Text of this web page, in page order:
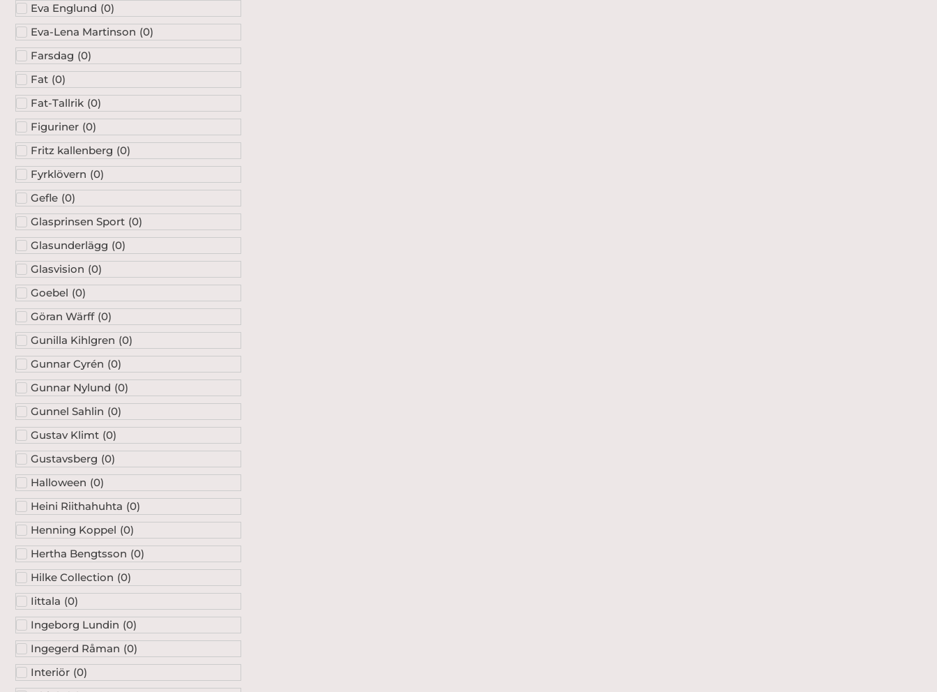
Eva Englund (0)
Eva-Lena Martinson (0)
Farsdag (0)
Fat (0)
Fat-Tallrik (0)
Figuriner (0)
Fritz kallenberg (0)
Fyrklövern (0)
Gefle (0)
Glasprinsen Sport (0)
Glasunderlägg (0)
Glasvision (0)
Goebel (0)
Göran Wärff (0)
Gunilla Kihlgren (0)
Gunnar Cyrén (0)
Gunnar Nylund (0)
Gunnel Sahlin (0)
Gustav Klimt (0)
Gustavsberg (0)
Halloween (0)
Heini Riithahuhta (0)
Henning Koppel (0)
Hertha Bengtsson (0)
Hilke Collection (0)
Iittala (0)
Ingeborg Lundin (0)
Ingegerd Råman (0)
Interiör (0)